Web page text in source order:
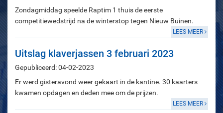
Zondagmiddag speelde Raptim 1 thuis de eerste
competitiewedstrijd na de winterstop tegen Nieuw Buinen.
LEES MEER
Uitslag klaverjassen 3 februari 2023
Gepubliceerd: 04-02-2023
Er werd gisteravond weer gekaart in de kantine. 30 kaarters
kwamen opdagen en deden mee om de prijzen.
LEES MEER